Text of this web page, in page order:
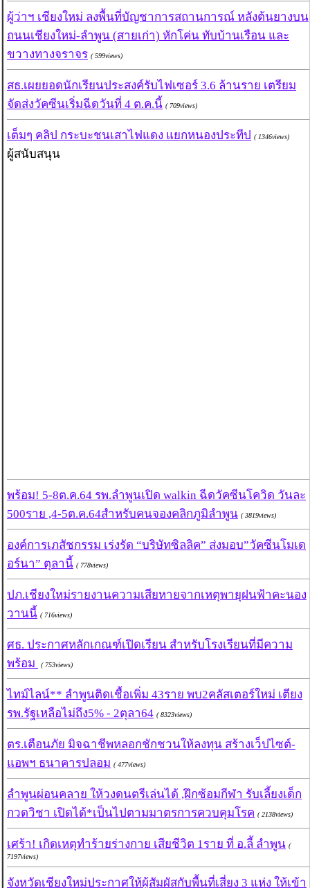
ผู้ว่าฯ เชียงใหม่ ลงพื้นที่บัญชาการสถานการณ์ หลังต้นยางบน
ถนนเชียงใหม่-ลำพูน (สายเก่า) หักโค่น ทับบ้านเรือน และ
ขวางทางจราจร ( 599views)
สธ.เผยยอดนักเรียนประสงค์รับไฟเซอร์ 3.6 ล้านราย เตรียม
จัดส่งวัคซีนเริ่มฉีดวันที่ 4 ต.ค.นี้ ( 709views)
เต็มๆ คลิป กระบะชนเสาไฟแดง แยกหนองประทีป ( 1346views)
ผู้สนับสนุน
พร้อม! 5-8ต.ค.64 รพ.ลำพูนเปิด walkin ฉีดวัคซีนโควิด วันละ
500ราย ,4-5ต.ค.64สำหรับคนจองคลิกภูมิลำพูน ( 3819views)
องค์การเภสัชกรรม เร่งรัด “บริษัทซิลลิค” ส่งมอบ”วัคซีนโมเด
อร์นา” ตุลานี้ ( 778views)
ปภ.เชียงใหม่รายงานความเสียหายจากเหตุพายุฝนฟ้าคะนอง
วานนี้ ( 716views)
ศธ. ประกาศหลักเกณฑ์เปิดเรียน สำหรับโรงเรียนที่มีความ
พร้อม
( 753views)
ไทม์ไลน์** ลำพูนติดเชื้อเพิ่ม 43ราย พบ2คลัสเตอร์ใหม่ เตียง
รพ.รัฐเหลือไม่ถึง5% - 2ตุลา64 ( 8323views)
ตร.เตือนภัย มิจฉาชีพหลอกชักชวนให้ลงทุน สร้างเว็ปไซต์-
แอพฯ ธนาคารปลอม ( 477views)
ลำพูนผ่อนคลาย ให้วงดนตรีเล่นได้ ,ฝึกซ้อมกีฬา รับเลี้ยงเด็ก
กวดวิชา เปิดได้*เป็นไปตามมาตรการควบคุมโรค ( 2138views)
เศร้า! เกิดเหตุทำร้ายร่างกาย เสียชีวิต 1ราย ที่ อ.ลี้ ลำพูน (
7197views)
จังหวัดเชียงใหม่ประกาศให้ผู้สัมผัสกับพื้นที่เสี่ยง 3 แห่ง ให้เข้า